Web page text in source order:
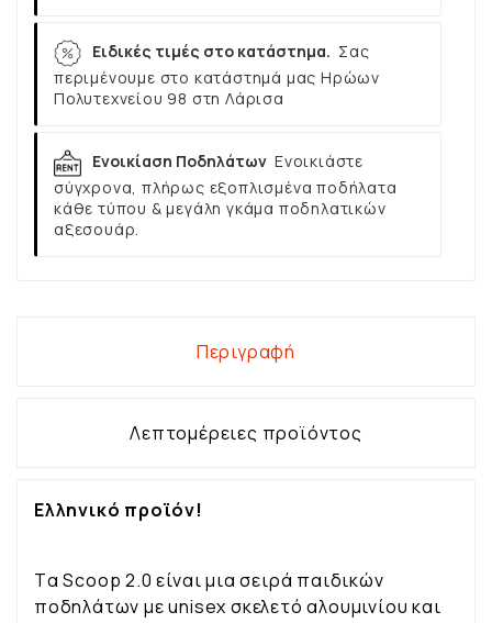
Ειδικές τιμές στο κατάστημα. Σας
περιμένουμε στο κατάστημά μας Ηρώων
Πολυτεχνείου 98 στη Λάρισα
Ενοικίαση Ποδηλάτων Ενοικιάστε
σύγχρονα, πλήρως εξοπλισμένα ποδήλατα
κάθε τύπου & μεγάλη γκάμα ποδηλατικών
αξεσουάρ.
Περιγραφή
Λεπτομέρειες προϊόντος
Ελληνικό προϊόν!
Tα Scoop 2.0 είναι μια σειρά παιδικών
ποδηλάτων με unisex σκελετό αλουμινίου και